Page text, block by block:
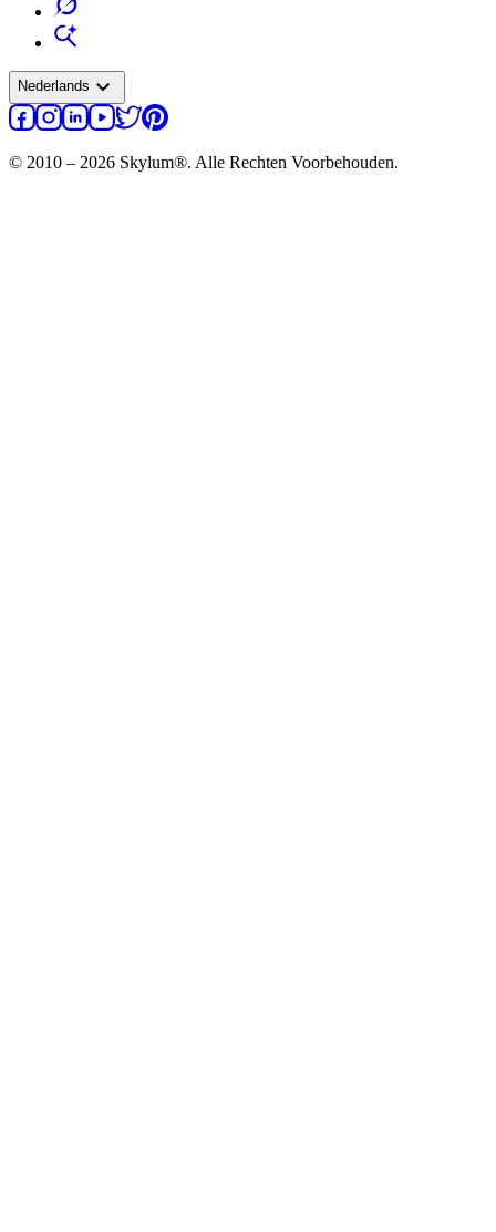
Nederlands expand_more
© 2010 – 2026 Skylum®. Alle Rechten Voorbehouden.